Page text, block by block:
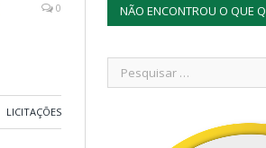
0
LICITAÇÕES
NÃO ENCONTROU O QUE